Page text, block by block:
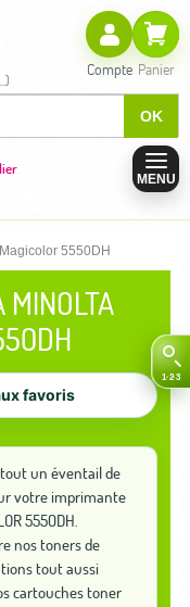
OK
Compte Panier
MENU
5550DH
MINOLTA
favoris
un éventail de
votre imprimante
5550DH.
nos toners de
tout aussi
cartouches toner